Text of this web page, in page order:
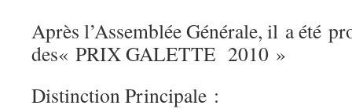
Après l’Assemblée Générale, il a été
des« PRIX GALETTE 2010 »
Distinction Principale :